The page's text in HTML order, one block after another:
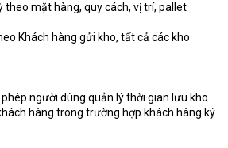
theo mặt hàng, quy cách, vị trí, pallet
Khách hàng gửi kho, tất cả các kho
người dùng quản lý thời gian lưu kho
hàng trong trường hợp khách hàng ký